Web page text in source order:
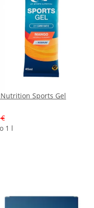
Sports Gel
1 l